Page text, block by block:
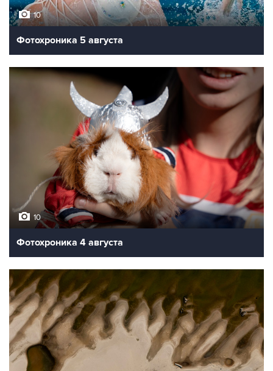
10
Фотохроника 5 августа
10
Фотохроника 4 августа